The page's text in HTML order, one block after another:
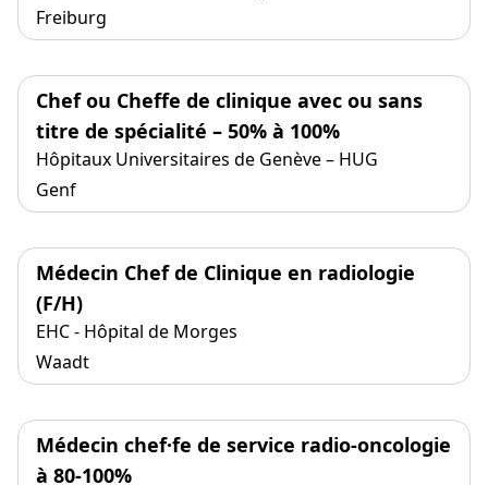
Freiburg
Chef ou Cheffe de clinique avec ou sans
titre de spécialité – 50% à 100%
Hôpitaux Universitaires de Genève – HUG
Genf
Médecin Chef de Clinique en radiologie
(F/H)
EHC - Hôpital de Morges
Waadt
Médecin chef·fe de service radio-oncologie
à 80-100%